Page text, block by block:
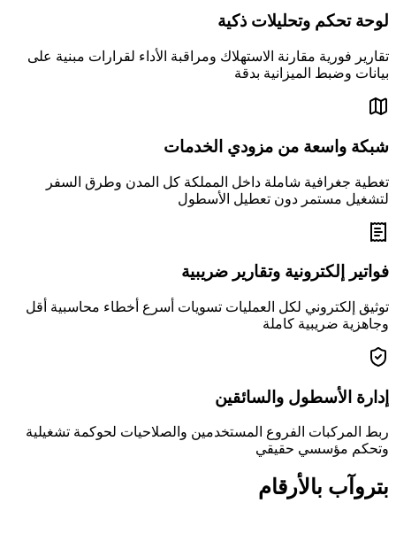
لوحة تحكم وتحليلات ذكية
تقارير فورية مقارنة الاستهلاك ومراقبة الأداء لقرارات مبنية على
بيانات وضبط الميزانية بدقة
شبكة واسعة من مزودي الخدمات
تغطية جغرافية شاملة داخل المملكة كل المدن وطرق السفر
لتشغيل مستمر دون تعطيل الأسطول
فواتير إلكترونية وتقارير ضريبية
توثيق إلكتروني لكل العمليات تسويات أسرع أخطاء محاسبية أقل
وجاهزية ضريبية كاملة
إدارة الأسطول والسائقين
ربط المركبات الفروع المستخدمين والصلاحيات لحوكمة تشغيلية
وتحكم مؤسسي حقيقي
بتروآب بالأرقام